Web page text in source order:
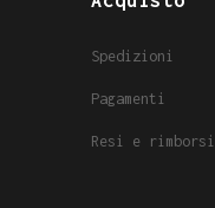
Spedizioni
Pagamenti
Resi e rimborsi